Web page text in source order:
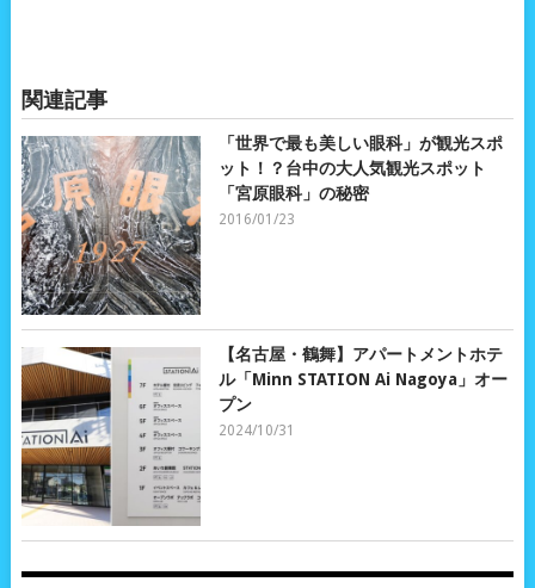
関連記事
「世界で最も美しい眼科」が観光スポ
ット！？台中の大人気観光スポット
「宮原眼科」の秘密
2016/01/23
【名古屋・鶴舞】アパートメントホテ
ル「Minn STATION Ai Nagoya」オー
プン
2024/10/31